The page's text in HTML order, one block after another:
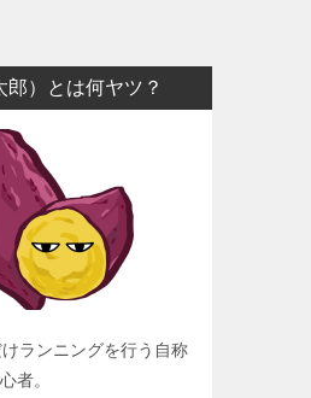
郎）とは何ヤツ？
ランニングを行う自称
者。